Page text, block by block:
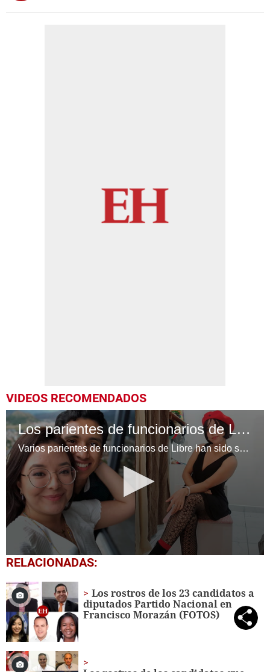
VIDEOS RECOMENDADOS
Los parientes de funcionarios de Libre que ahora serán candidatos a diputados
Varios parientes de funcionarios de Libre han sido seleccionados como candidatos a diputados en las elecciones primarias, lo que ha generado controversia y críticas sobre el posible nepotismo dentro del partido.
0
seconds
1
minute,
20
seconds
RELACIONADAS:
Los rostros de los 23 candidatos a
diputados Partido Nacional en
Francisco Morazán (FOTOS)